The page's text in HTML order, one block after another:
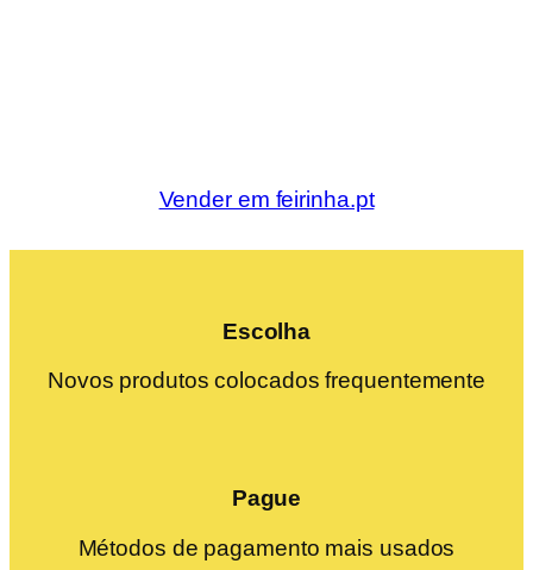
Vender em feirinha.pt
Escolha
Novos produtos colocados frequentemente
Pague
Métodos de pagamento mais usados